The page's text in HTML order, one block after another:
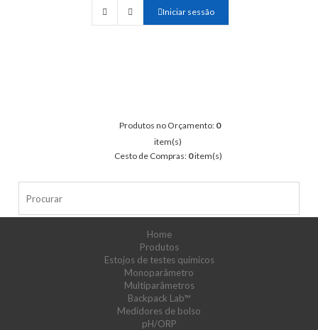
Iniciar sessão
Produtos no Orçamento: 0
item(s)
Cesto de Compras: 0item(s)
Home
Produtos
Estojos de testes químicos
Monoparâmetro
Multiparâmetros
Backpack Lab™
Medidores de bolso
pH/ORP